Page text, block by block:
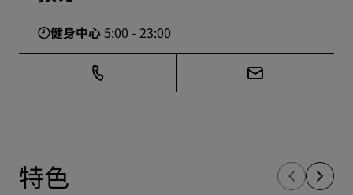
健身中心5:00 - 23:00
特色